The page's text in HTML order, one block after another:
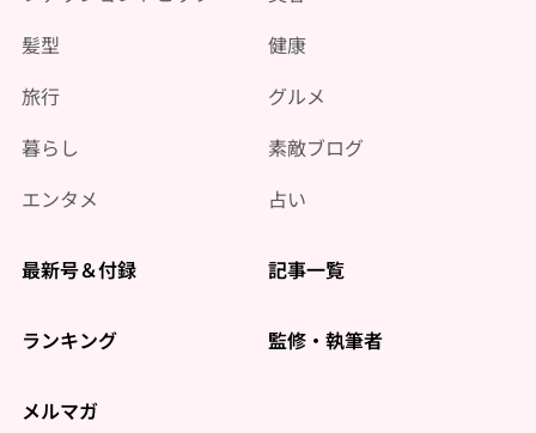
髪型
健康
旅行
グルメ
暮らし
素敵ブログ
エンタメ
占い
最新号＆付録 記事一覧
ランキング 監修・執筆者
メルマガ